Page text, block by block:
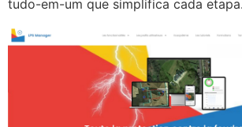
tudo-em-um que simplifica cada etapa.